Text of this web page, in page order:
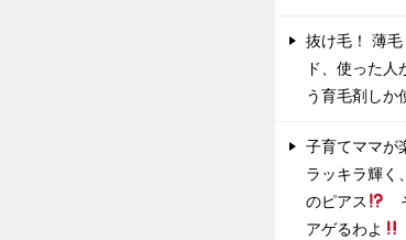
抜け毛！ 薄
ド、使った
う育毛剤しか
子育てママが
ラッキラ輝く
のピアス
アゲるわよ